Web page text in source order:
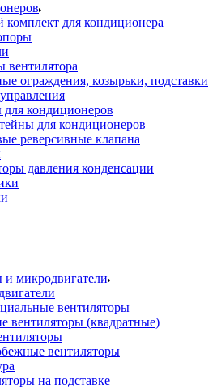
комплект для кондиционера
вентилятора
ограждения, козырьки, подставки
для кондиционеров
для кондиционеров
реверсивные клапана
давления конденсации
и микродвигатели
вентиляторы
вентиляторы (квадратные)
вентиляторы
на подставке